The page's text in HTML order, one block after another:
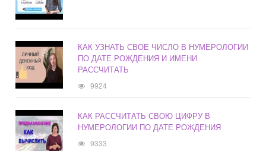
КАК УЗНАТЬ СВОЕ ЧИСЛО В НУМЕРОЛОГИИ
ПО ДАТЕ РОЖДЕНИЯ И ИМЕНИ
РАССЧИТАТЬ
9924
КАК РАССЧИТАТЬ СВОЮ ЦИФРУ В
НУМЕРОЛОГИИ ПО ДАТЕ РОЖДЕНИЯ
9333